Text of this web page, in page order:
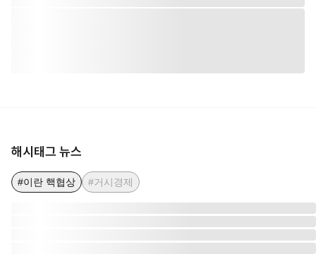
해시태그 뉴스
#이란 핵협상 #거시경제